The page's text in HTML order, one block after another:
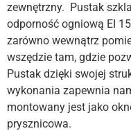
zewnętrzny. Pustak
odporność ogniową EI
zarówno wewnątrz
wszędzie tam, gdzie
Pustak dzięki swojej
wykonania zapewnia
montowany jest jako
prysznicowa.